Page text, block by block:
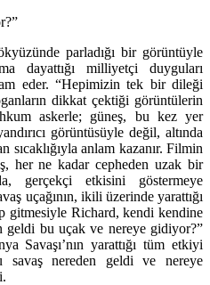
”
parladığı bir görüntüyle
dayattığı milliyetçi duyguları
eder. “Hepimizin tek bir dileği
dikkat çektiği görüntülerin
askerle; güneş, bu kez yer
görüntüsüyle değil, altında
anlam kazanır. Filmin
her ne kadar cepheden uzak bir
gerçekçi etkisini göstermeye
uçağının, ikili üzerinde yarattığı
gitmesiyle Richard, kendi kendine
geldi bu uçak ve nereye gidiyor?”
Savaşı’nın yarattığı tüm etkiyi
savaş nereden geldi ve nereye